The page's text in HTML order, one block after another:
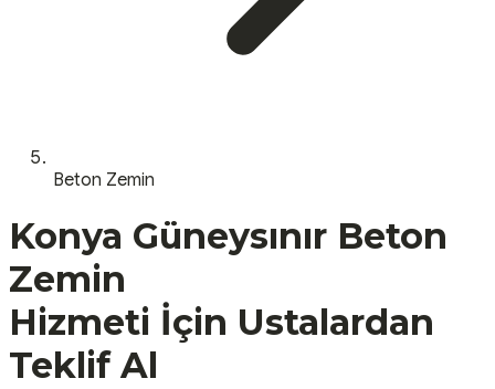
Beton Zemin
Konya Güneysınır Beton
Zemin
Hizmeti İçin Ustalardan
Teklif Al